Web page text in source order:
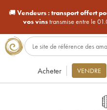
🚚Vendeurs : transport offert
vos vinstransmise entre le
Acheter VENDRE